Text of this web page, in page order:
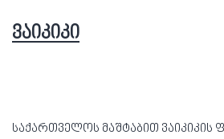
ვაიკიკი
საქართველოს მაშტაბით ვაიკიკის